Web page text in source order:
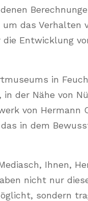
das Verhalten
Entwicklung
in
in der Nähe von
von Hermann
in dem
Ihnen,
nicht nur
sondern